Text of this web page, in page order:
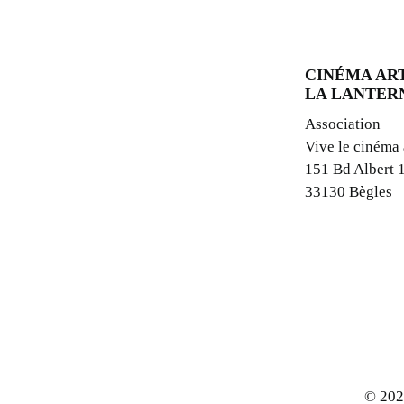
CINÉMA
LA
Association
Vive le cinéma
151 Bd Albert
33130 Bègles
©